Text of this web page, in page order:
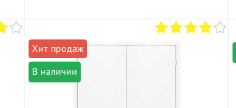
В наличии